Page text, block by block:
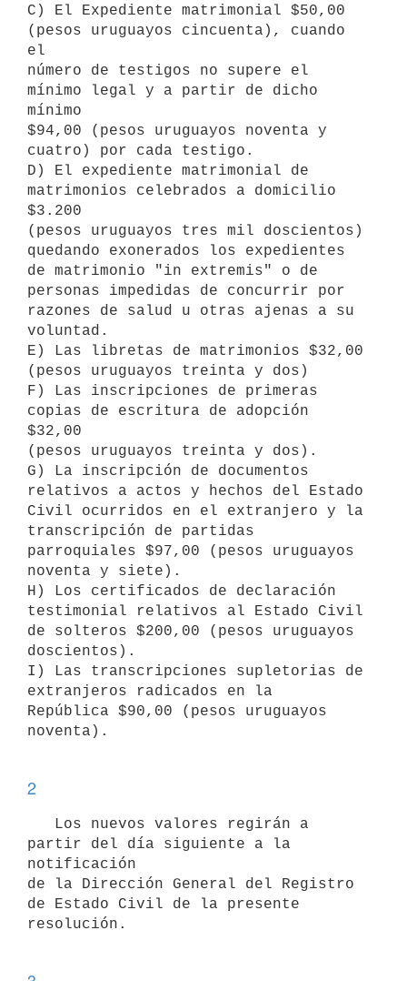
C) El Expediente matrimonial $50,00
(pesos uruguayos cincuenta), cuando
el
número de testigos no supere el
mínimo legal y a partir de dicho
mínimo
$94,00 (pesos uruguayos noventa y
cuatro) por cada testigo.
D) El expediente matrimonial de
matrimonios celebrados a domicilio
$3.200
(pesos uruguayos tres mil doscientos)
quedando exonerados los expedientes
de matrimonio "in extremis" o de
personas impedidas de concurrir por
razones de salud u otras ajenas a su
voluntad.
E) Las libretas de matrimonios $32,00
(pesos uruguayos treinta y dos)
F) Las inscripciones de primeras
copias de escritura de adopción
$32,00
(pesos uruguayos treinta y dos).
G) La inscripción de documentos
relativos a actos y hechos del Estado
Civil ocurridos en el extranjero y la
transcripción de partidas
parroquiales $97,00 (pesos uruguayos
noventa y siete).
H) Los certificados de declaración
testimonial relativos al Estado Civil
de solteros $200,00 (pesos uruguayos
doscientos).
I) Las transcripciones supletorias de
extranjeros radicados en la
República $90,00 (pesos uruguayos
noventa).
2
partir del día siguiente a la
notificación
de la Dirección General del Registro
de Estado Civil de la presente
resolución.